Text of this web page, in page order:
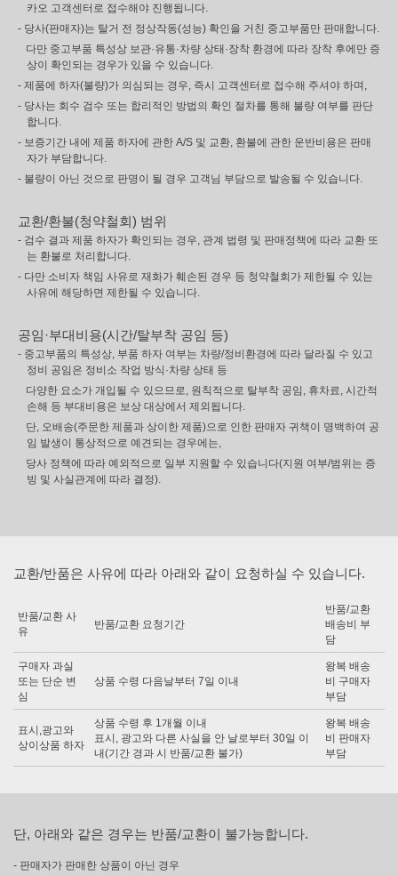
카오 고객센터로 접수해야 진행됩니다.
- 당사(판매자)는 탈거 전 정상작동(성능) 확인을 거친 중고부품만 판매합니다.
다만 중고부품 특성상 보관·유통·차량 상태·장착 환경에 따라 장착 후에만 증
상이 확인되는 경우가 있을 수 있습니다.
- 제품에 하자(불량)가 의심되는 경우, 즉시 고객센터로 접수해 주셔야 하며,
- 당사는 회수 검수 또는 합리적인 방법의 확인 절차를 통해 불량 여부를 판단
합니다.
- 보증기간 내에 제품 하자에 관한 A/S 및 교환, 환불에 관한 운반비용은 판매
자가 부담합니다.
- 불량이 아닌 것으로 판명이 될 경우 고객님 부담으로 발송될 수 있습니다.
교환/환불(청약철회) 범위
- 검수 결과 제품 하자가 확인되는 경우, 관계 법령 및 판매정책에 따라 교환 또
는 환불로 처리합니다.
- 다만 소비자 책임 사유로 재화가 훼손된 경우 등 청약철회가 제한될 수 있는
사유에 해당하면 제한될 수 있습니다.
공임·부대비용(시간/탈부착 공임 등)
- 중고부품의 특성상, 부품 하자 여부는 차량/정비환경에 따라 달라질 수 있고
정비 공임은 정비소 작업 방식·차량 상태 등
다양한 요소가 개입될 수 있으므로, 원칙적으로 탈부착 공임, 휴차료, 시간적
손해 등 부대비용은 보상 대상에서 제외됩니다.
단, 오배송(주문한 제품과 상이한 제품)으로 인한 판매자 귀책이 명백하여 공
임 발생이 통상적으로 예견되는 경우에는,
당사 정책에 따라 예외적으로 일부 지원할 수 있습니다(지원 여부/범위는 증
빙 및 사실관계에 따라 결정).
교환/반품은 사유에 따라 아래와 같이 요청하실 수 있습니다.
반품/교환 사
유
반품/교환 요청기간
반품/교환
배송비 부
담
구매자 과실
또는 단순 변
심
상품 수령 다음날부터 7일 이내
왕복 배송
비 구매자
부담
표시,광고와
상이상품 하자
상품 수령 후 1개월 이내
표시, 광고와 다른 사실을 안 날로부터 30일 이
내(기간 경과 시 반품/교환 불가)
왕복 배송
비 판매자
부담
단, 아래와 같은 경우는 반품/교환이 불가능합니다.
- 판매자가 판매한 상품이 아닌 경우